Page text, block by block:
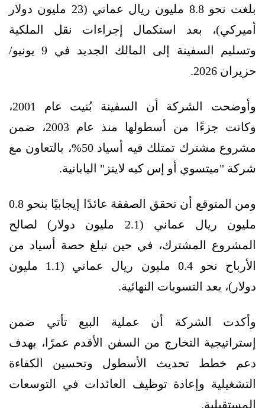
بلغت نحو 8.8 مليون ريال عماني (23 مليون دولار
أميركي)، بعد استكمال إجراءات نقل الملكية
وتسليم السفينة إلى المالك الجديد في 9 يونيو/
حزيران 2026.
وأوضحت الشركة أن السفينة بُنيت عام 2001،
وكانت جزءًا من أسطولها منذ عام 2003، ضمن
مشروع مشترك تمتلك فيه أسياد 50%، بالتعاون مع
شركة "ميتسوي أو إس كيه لاينز" اليابانية.
ومن المتوقع أن تحقق الصفقة عائدًا إيجابيًا بنحو 0.8
مليون ريال عماني (2.1 مليون دولار) لصالح
المشروع المشترك، في حين تبلغ حصة أسياد من
الأرباح نحو 0.4 مليون ريال عماني (1.1 مليون
دولار)، بعد التسويات النهائية.
وأكدت الشركة أن عملية البيع تأتي ضمن
إستراتيجية التخارج من السفن الأقدم عمرًا، بهدف
دعم خطط تحديث الأسطول وتحسين الكفاءة
التشغيلية وإعادة توظيف العائدات في التوسعات
المستقبلية.